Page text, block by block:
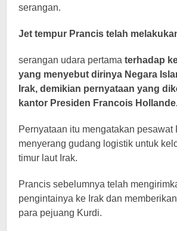
serangan.
Jet tempur Prancis telah
serangan udara pertama terhadap
yang menyebut dirinya Negara
Irak, demikian pernyataan yang
kantor Presiden Francois
Pernyataan itu mengatakan pesawat
menyerang gudang logistik untuk
timur laut Irak.
Prancis sebelumnya telah
pengintainya ke Irak dan
para pejuang Kurdi.